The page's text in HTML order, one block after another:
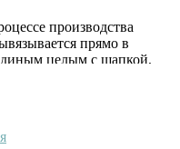
производства
прямо в
целым с шапкой,